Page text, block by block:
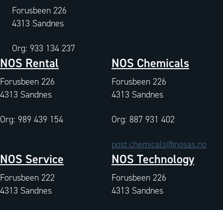
Forusbeen 226
4313 Sandnes
Org: 933 134 237
NOS Rental
Forusbeen 226
4313 Sandnes
Org: 989 439 154
NOS Chemicals
Forusbeen 226
4313 Sandnes
Org: 887 931 402
post.chemicals@nosas.no
NOS Service
Forusbeen 222
4313 Sandnes
NOS Technology
Forusbeen 226
4313 Sandnes